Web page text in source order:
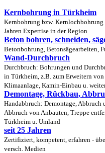
Kernbohrung in Türkheim
Kernbohrung bzw.
Jahren Expertise in der Region
Beton bohren, schneiden,
Betonbohrung, Betonsägearbeiten,
Wand-Durchbruch
Durchbruch: Bohrungen und
in Türkheim, z.B. zum Erweitern
Klimaanlage, Kamin-Einbau u.
Demontage, Rückbau,
Handabbruch: Demontage,
Abbruch von Anbauten, Treppe
Türkheim u. Umland
seit 25 Jahren
Zertifiziert, kompetent, erfahren -
versch. Medien